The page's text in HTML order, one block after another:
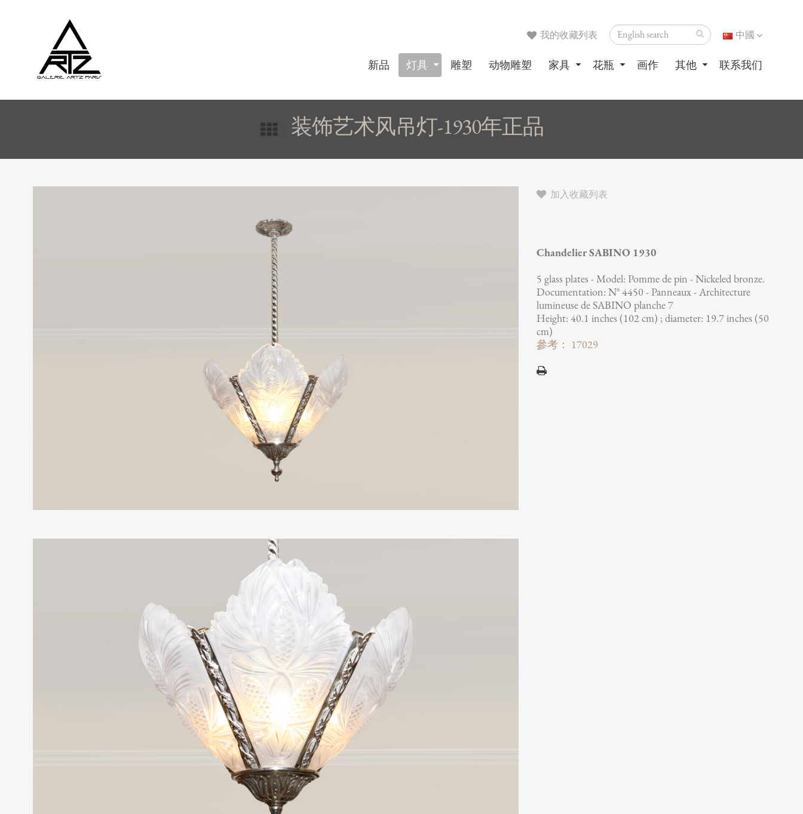
中國
我的收藏列表
新品 灯具 雕塑 动物雕塑 家具 花瓶 画作 其他 联系我们
装饰艺术风吊灯-1930年正品
加入收藏列表
Chandelier SABINO 1930
5 glass plates - Model: Pomme de pin - Nickeled bronze.
Documentation: N° 4450 - Panneaux - Architecture
lumineuse de SABINO planche 7
Height: 40.1 inches (102 cm) ; diameter: 19.7 inches (50
cm)
參考： 17029